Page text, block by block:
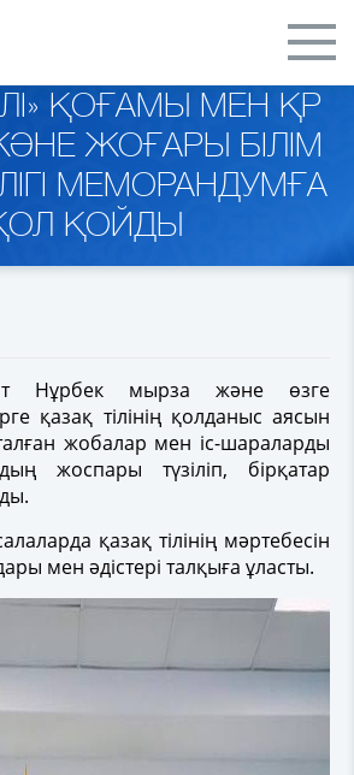
ҚОҒАМЫ МЕН ҚР
ЖОҒАРЫ БІЛІМ
МЕМОРАНДУМҒА
ҚОЙДЫ
Нұрбек мырза және өзге
қазақ тілінің қолданыс аясын
жобалар мен іс-шараларды
жоспары түзіліп, бірқатар
қазақ тілінің мәртебесін
мен әдістері талқыға ұласты.